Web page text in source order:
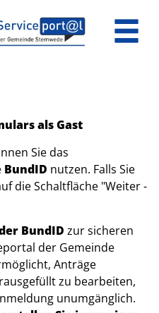
als Gast
Sie das
BundID nutzen. Falls Sie
die Schaltfläche "Weiter -
BundID zur sicheren
der Gemeinde
Anträge
zu bearbeiten,
unumgänglich.